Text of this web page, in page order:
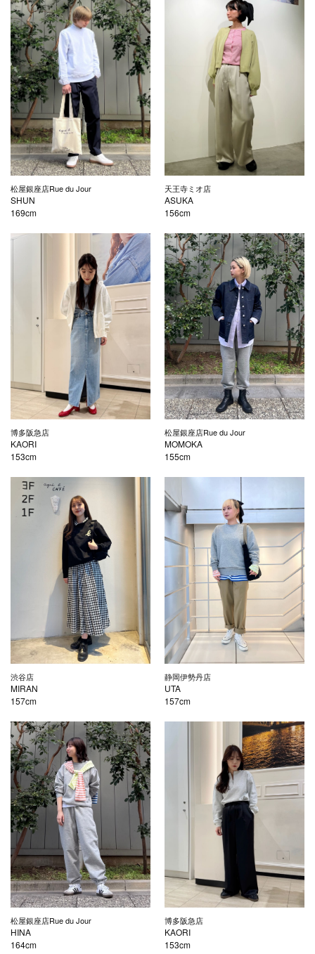
松屋銀座店Rue du Jour
SHUN
169cm
天王寺ミオ店
ASUKA
156cm
博多阪急店
KAORI
153cm
松屋銀座店Rue du Jour
MOMOKA
155cm
渋谷店
MIRAN
157cm
静岡伊勢丹店
UTA
157cm
松屋銀座店Rue du Jour
HINA
164cm
博多阪急店
KAORI
153cm